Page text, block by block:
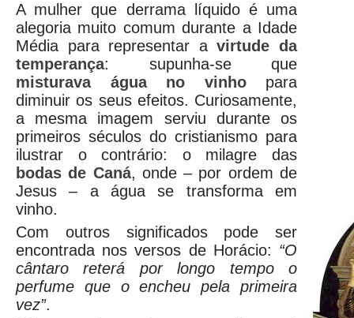
A mulher que derrama líquido é uma
alegoria muito comum durante a Idade
Média para representar avirtude da
temperança: supunha-se que
misturava água no vinhopara
diminuir os seus efeitos. Curiosamente,
a mesma imagem serviu durante os
primeiros séculos do cristianismo para
ilustrar o contrário: o milagre das
bodas de Caná, onde – por ordem de
Jesus – a água se transforma em
vinho.
Com outros significados pode ser
encontrada nos versos de Horácio: “O
cântaro reterá por longo tempo o
perfume que o encheu pela primeira
vez”.